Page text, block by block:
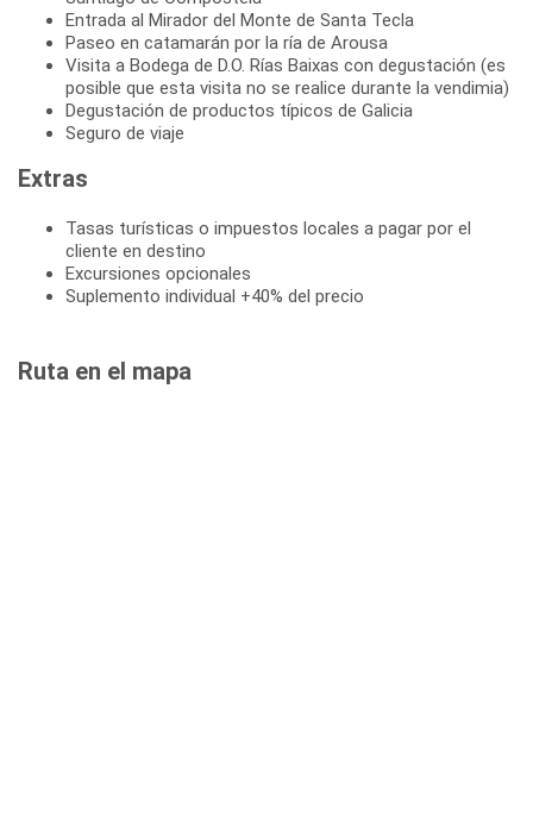
Entrada al Mirador del Monte de Santa Tecla
Paseo en catamarán por la ría de Arousa
Visita a Bodega de D.O. Rías Baixas con degustación (es
posible que esta visita no se realice durante la vendimia)
Degustación de productos típicos de Galicia
Seguro de viaje
Extras
Tasas turísticas o impuestos locales a pagar por el
cliente en destino
Excursiones opcionales
Suplemento individual +40% del precio
Ruta en el mapa